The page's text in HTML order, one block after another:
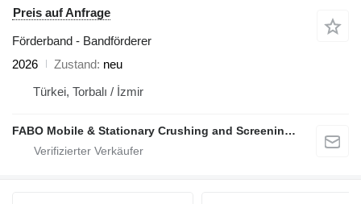
Preis auf Anfrage
Förderband - Bandförderer
2026
Zustand neu
Türkei, Torbalı / İzmir
FABO Mobile & Stationary Crushing and Screening Plants | Concrete Batching Plants Manufacturer